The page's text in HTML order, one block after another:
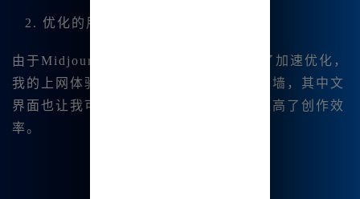
2. 优化的用户体验
由于Midjourney中文版针对国内网络做了加速优化，
我的上网体验极其流畅。我再也不需要翻墙，其中文
界面也让我可以直观操作，这些都让我提高了创作效
率。